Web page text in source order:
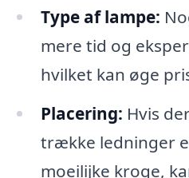
Type af lampe:
mere tid og
hvilket kan øge
Placering: Hvis
trække ledninger
moeilijke kroge,